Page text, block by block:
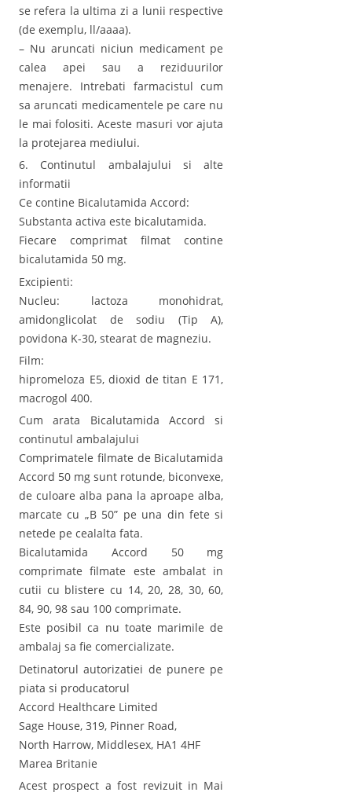
se refera la ultima zi a lunii respective
(de exemplu, ll/aaaa).
– Nu aruncati niciun medicament pe
calea apei sau a reziduurilor
menajere. Intrebati farmacistul cum
sa aruncati medicamentele pe care nu
le mai folositi. Aceste masuri vor ajuta
la protejarea mediului.
6. Continutul ambalajului si alte
informatii
Ce contine Bicalutamida Accord:
Substanta activa este bicalutamida.
Fiecare comprimat filmat contine
bicalutamida 50 mg.
Excipienti:
Nucleu: lactoza monohidrat,
amidonglicolat de sodiu (Tip A),
povidona K-30, stearat de magneziu.
Film:
hipromeloza E5, dioxid de titan E 171,
macrogol 400.
Cum arata Bicalutamida Accord si
continutul ambalajului
Comprimatele filmate de Bicalutamida
Accord 50 mg sunt rotunde, biconvexe,
de culoare alba pana la aproape alba,
marcate cu „B 50” pe una din fete si
netede pe cealalta fata.
Bicalutamida Accord 50 mg
comprimate filmate este ambalat in
cutii cu blistere cu 14, 20, 28, 30, 60,
84, 90, 98 sau 100 comprimate.
Este posibil ca nu toate marimile de
ambalaj sa fie comercializate.
Detinatorul autorizatiei de punere pe
piata si producatorul
Accord Healthcare Limited
Sage House, 319, Pinner Road,
North Harrow, Middlesex, HA1 4HF
Marea Britanie
Acest prospect a fost revizuit in Mai